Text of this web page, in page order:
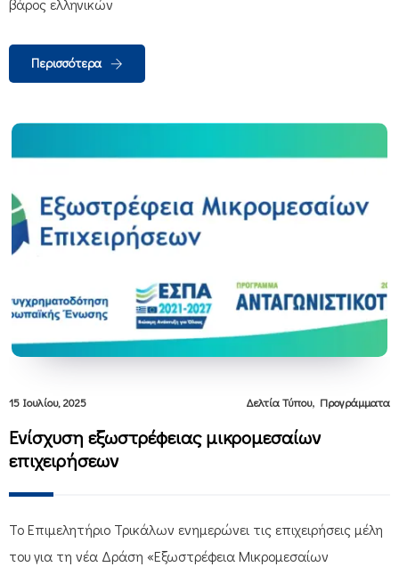
βάρος ελληνικών
Περισσότερα
15 Ιουλίου, 2025 Δελτία Τύπου, Προγράμματα
Ενίσχυση εξωστρέφειας μικρομεσαίων
επιχειρήσεων
Το Επιμελητήριο Τρικάλων ενημερώνει τις επιχειρήσεις μέλη
του για τη νέα Δράση «Εξωστρέφεια Μικρομεσαίων